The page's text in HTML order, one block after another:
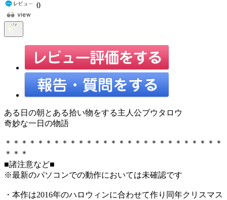
0
ある日の朝とある拾い物をする主人公ブウタロウ
奇妙な一日の物語
＊＊＊＊＊＊＊＊＊＊＊＊＊＊＊＊＊＊＊＊＊＊＊＊＊＊＊
＊＊＊
■諸注意など■
※最新のパソコンでの動作においては未確認です
・本作は2016年のハロウィンに合わせて作り同年クリスマス